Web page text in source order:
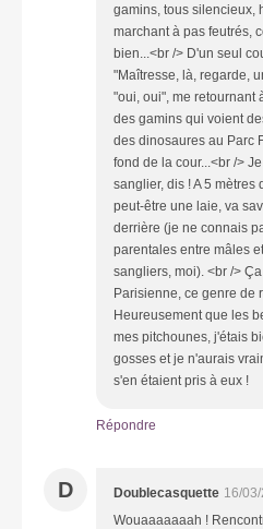
gamins, tous silencieux,
marchant à pas feutrés,
bien...<br /> D'un seul
"Maîtresse, là, regarde,
"oui, oui", me retournant
des gamins qui voient
des dinosaures au Parc
fond de la cour...<br />
sanglier, dis ! A 5 mètres
peut-être une laie, va
derrière (je ne connais
parentales entre mâles
sangliers, moi). <br />
Parisienne, ce genre de
Heureusement que les
mes pitchounes, j'étais
gosses et je n'aurais
s'en étaient pris à eux !
Répondre
D Doublecasquette 16/
Wouaaaaaaah !